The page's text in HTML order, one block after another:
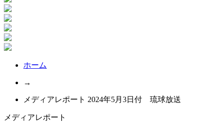
ホーム
→
メディアレポート 2024年5月3日付 琉球放送
メディアレポート